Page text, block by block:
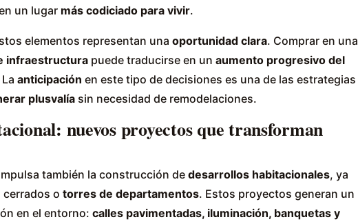
un lugar más codiciado para vivir.
elementos representan una oportunidad clara. Comprar en una
infraestructura puede traducirse en un aumento progresivo del
anticipación en este tipo de decisiones es una de las estrategias
plusvalía sin necesidad de remodelaciones.
nuevos proyectos que transforman
también la construcción de desarrollos habitacionales, ya
o torres de departamentos. Estos proyectos generan un
en el entorno: calles pavimentadas, iluminación, banquetas y